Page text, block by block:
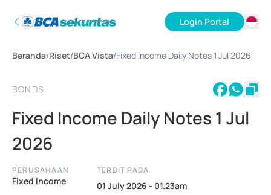
Login Portal
EN
Beranda/Riset/BCA Vista/Fixed Income Daily Notes 1 Jul 2026
BONDS
Fixed Income Daily Notes 1 Jul
2026
PERUSAHAAN
Fixed Income
TERBIT PADA
01 July 2026 - 01.23am